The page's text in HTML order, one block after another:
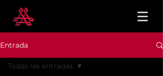
Entrada
Todas las entradas